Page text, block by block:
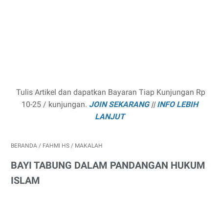
Tulis Artikel dan dapatkan Bayaran Tiap Kunjungan Rp
10-25 / kunjungan. JOIN SEKARANG||INFO LEBIH
LANJUT
BERANDA / FAHMI HS / MAKALAH
BAYI TABUNG DALAM PANDANGAN HUKUM
ISLAM